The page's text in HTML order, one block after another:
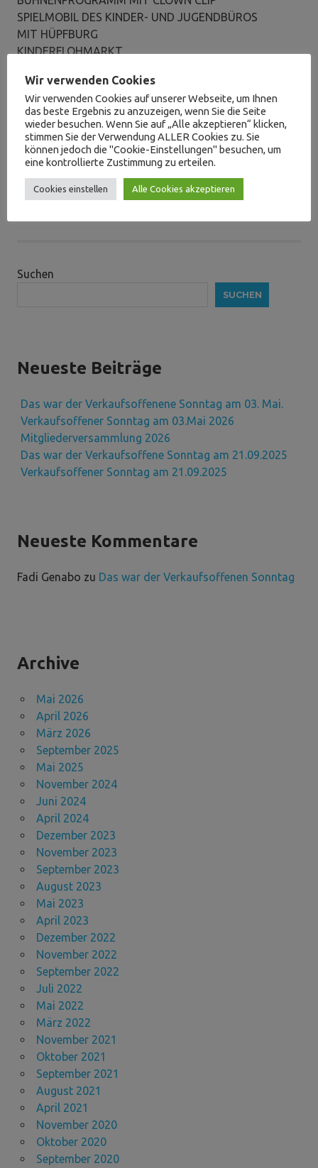
SPIELMOBIL DES KINDER- UND JUGENDBÜROS
MIT HÜPFBURG
KINDERFLOHMARKT
Jugendbüro Eislingen.
Gefördert durch den Landkreis Göppingen und die
Stadt Eislingen
Beitragsnavigation
Beitrag:
Stammtisch der Selbstständigen im Rathaus Eislingen
Nächster
Italienischer Abend im Marstall
Suchen
SUCHEN
Neueste Beiträge
Das war der Verkaufsoffenene Sonntag am 03. Mai.
Verkaufsoffener Sonntag am 03.Mai 2026
Mitgliederversammlung 2026
Das war der Verkaufsoffene Sonntag am 21.09.2025
Verkaufsoffener Sonntag am 21.09.2025
Neueste Kommentare
Fadi Genabo zu Das war der Verkaufsoffenen Sonntag
Archive
Mai 2026
April 2026
März 2026
September 2025
Mai 2025
November 2024
Juni 2024
April 2024
Dezember 2023
November 2023
September 2023
August 2023
Mai 2023
April 2023
Dezember 2022
November 2022
September 2022
Juli 2022
Mai 2022
März 2022
November 2021
Oktober 2021
September 2021
August 2021
April 2021
November 2020
Oktober 2020
September 2020
Wir verwenden Cookies
Wir verwenden Cookies auf unserer Webseite, um Ihnen
das beste Ergebnis zu anzuzeigen, wenn Sie die Seite
wieder besuchen. Wenn Sie auf „Alle akzeptieren“ klicken,
stimmen Sie der Verwendung ALLER Cookies zu. Sie
können jedoch die "Cookie-Einstellungen" besuchen, um
eine kontrollierte Zustimmung zu erteilen.
Cookies einstellen Alle Cookies akzeptieren